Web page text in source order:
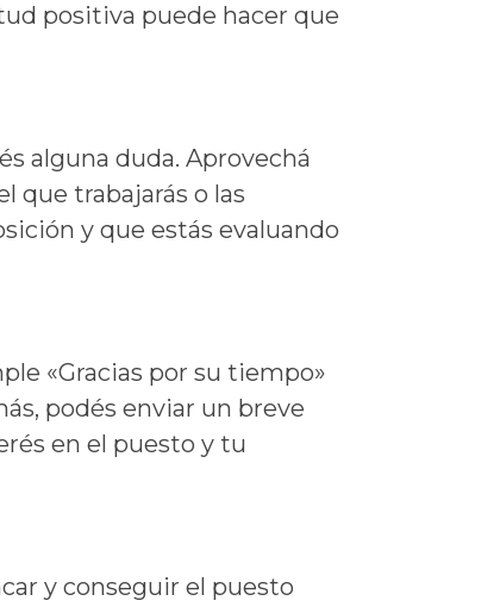
positiva puede hacer que
alguna duda. Aprovechá
que trabajarás o las
y que estás evaluando
«Gracias por su tiempo»
podés enviar un breve
en el puesto y tu
y conseguir el puesto